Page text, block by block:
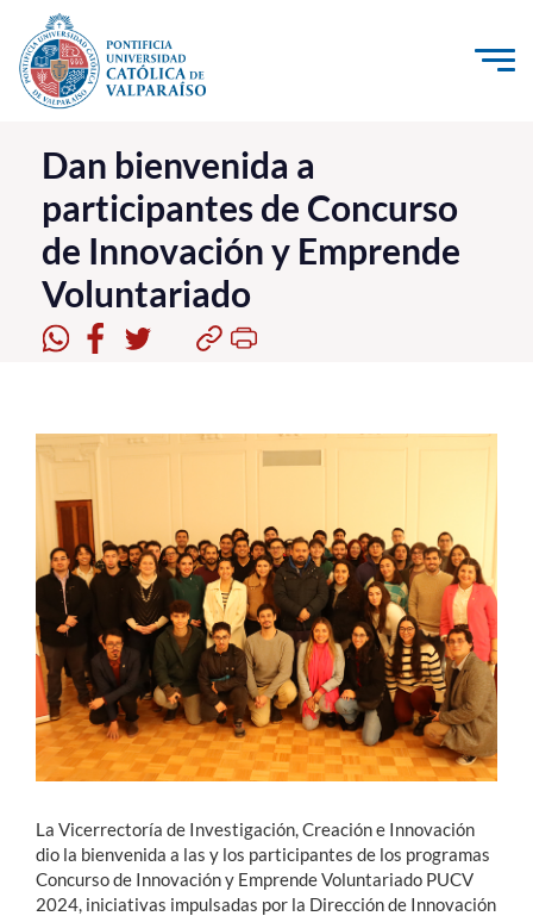
Click acá para ir directamente al contenido
La Universidad
Investigación, Creación e Innovación
PUCV Internacional
Vinculación con el Medio
Formación Continua
Estudiantes
Académicos
Funcionarios
Alumni
English
Dan bienvenida a
participantes de Concurso
de Innovación y Emprende
Voluntariado
La Vicerrectoría de Investigación, Creación e Innovación
dio la bienvenida a las y los participantes de los programas
Concurso de Innovación y Emprende Voluntariado PUCV
2024, iniciativas impulsadas por la Dirección de Innovación